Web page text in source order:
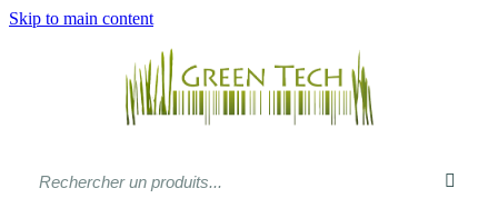
Skip to main content